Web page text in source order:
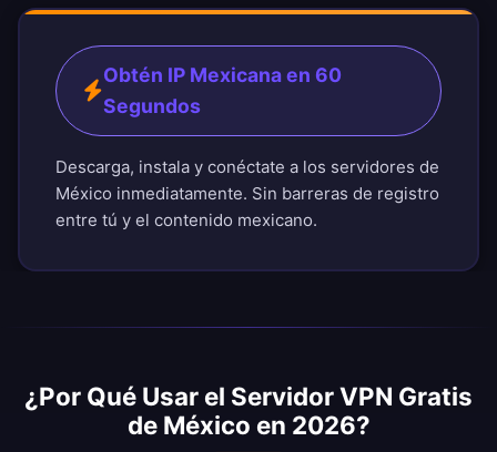
Obtén IP Mexicana en 60
Segundos
Descarga, instala y conéctate a los servidores de
México inmediatamente. Sin barreras de registro
entre tú y el contenido mexicano.
¿Por Qué Usar el Servidor VPN Gratis
de México en 2026?